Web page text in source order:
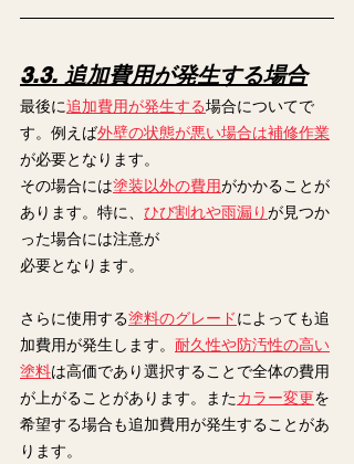
3.3. 追加費用が発生する場合
最後に追加費用が発生する場合についてで
す。例えば外壁の状態が悪い場合は補修作業
が必要となります。
その場合には塗装以外の費用がかかることが
あります。特に、 ひび割れや雨漏りが見つか
った場合には注意が
必要となります。
さらに使用する塗料のグレードによっても追
加費用が発生します。 耐久性や防汚性の高い
塗料は高価であり選択することで全体の費用
が上がることがあります。またカラー変更を
希望する場合も追加費用が発生することがあ
ります。